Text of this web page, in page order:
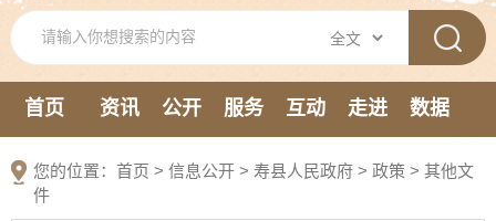
首页 资讯 公开 服务 互动 走进
数据
您的位置： 首页 > 信息公开 > 寿县人民政府 > 政策 > 其他文
件